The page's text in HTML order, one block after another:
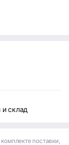
и склад
поставки,